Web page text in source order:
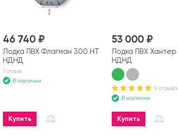
46 740 ₽
Лодка ПВХ Флагман 300 HT
НДНД
1 отзыв
В наличии
Купить
53 000 ₽
Лодка ПВХ
НДНД
9
В наличии
Купить